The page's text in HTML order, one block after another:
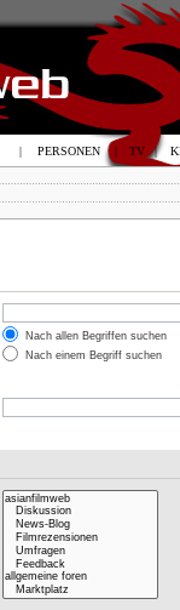
Nach allen Begriffen suchen
Nach einem Begriff suchen
| PERSONEN | TV |